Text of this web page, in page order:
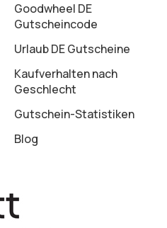
Goodwheel DE
Gutscheincode
Urlaub DE Gutscheine
Kaufverhalten nach
Geschlecht
Gutschein-Statistiken
Blog